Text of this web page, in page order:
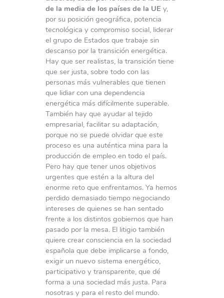
de la media de los países de la UE y,
por su posición geográfica, potencia
tecnológica y compromiso social, liderar
el grupo de Estados que trabaje sin
descanso por la transición energética.
Hay que ser realistas, la transición tiene
que ser justa, sobre todo con las
personas más vulnerables que tienen
que lidiar con una dependencia
energética más difícilmente superable.
También hay que ayudar al tejido
empresarial, facilitar su adaptación,
porque no se puede olvidar que este
proceso es una auténtica mina para la
producción de empleo en todo el país.
Pero hay que tener unos objetivos
urgentes que estén a la altura del
enorme reto que enfrentamos. Ya hemos
perdido demasiado tiempo negociando
intereses de quienes se han sentado
frente a los distintos gobiernos que han
pasado por la mesa. El litigio también
quiere crear consciencia en la sociedad
española que debe implicarse a fondo,
exigir un nuevo sistema energético,
participativo y transparente, que dé
forma a una sociedad más justa. Para
nosotras y para el resto del mundo.